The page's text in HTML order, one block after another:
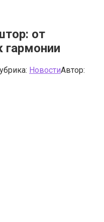
от
гармонии
НовостиАвтор: